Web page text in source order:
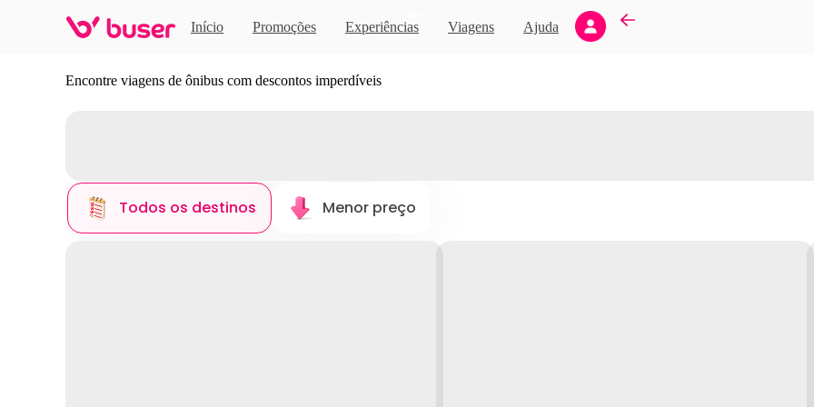
Início Promoções Experiências Viagens Ajuda
Descubra novos destinos
Encontre viagens de ônibus com descontos imperdíveis
Todos os destinos Menor preço